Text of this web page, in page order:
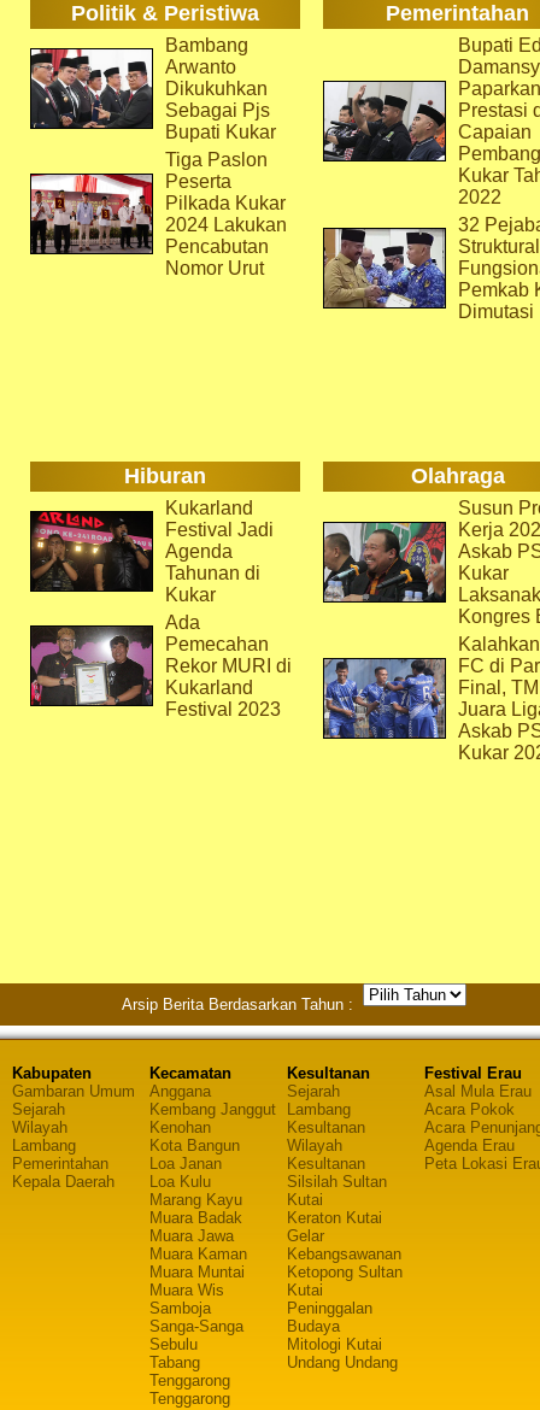
Politik & Peristiwa Pemerintahan
Bambang
Arwanto
Dikukuhkan
Sebagai Pjs
Bupati Kukar
Tiga Paslon
Peserta
Pilkada Kukar
2024 Lakukan
Pencabutan
Nomor Urut
Bupati
Paparkan
Prestasi
Capaian
Kukar
2022
32
Pemkab
Dimutasi
Hiburan Olahraga
Kukarland
Festival Jadi
Agenda
Tahunan di
Kukar
Ada
Pemecahan
Rekor MURI di
Kukarland
Festival 2023
Susun
Kerja
Askab
Kukar
Kongres
FC di
Final,
Juara
Askab
Kukar
Arsip Berita Berdasarkan Tahun :
Kabupaten
Gambaran Umum
Sejarah
Wilayah
Lambang
Pemerintahan
Kepala Daerah
Kecamatan
Anggana
Kembang Janggut
Kenohan
Kota Bangun
Loa Janan
Loa Kulu
Marang Kayu
Muara Badak
Muara Jawa
Muara Kaman
Muara Muntai
Muara Wis
Samboja
Sanga-Sanga
Sebulu
Tabang
Tenggarong
Tenggarong
Kesultanan
Sejarah
Lambang
Kesultanan
Wilayah
Kesultanan
Silsilah Sultan
Kutai
Keraton Kutai
Gelar
Kebangsawanan
Ketopong Sultan
Kutai
Peninggalan
Budaya
Mitologi Kutai
Undang Undang
Festival Erau
Asal Mula Erau
Acara Pokok
Acara
Agenda Erau
Peta Lokasi